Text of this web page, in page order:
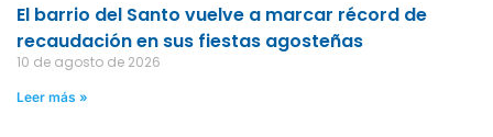
El barrio del Santo vuelve a marcar récord de
recaudación en sus fiestas agosteñas
10 de agosto de 2026
Leer más »